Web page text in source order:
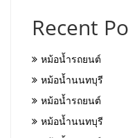
Recent
หม้อน้ำรถยนต์
หม้อน้ำนนทบุรี
หม้อน้ำรถยนต์
หม้อน้ำนนทบุรี